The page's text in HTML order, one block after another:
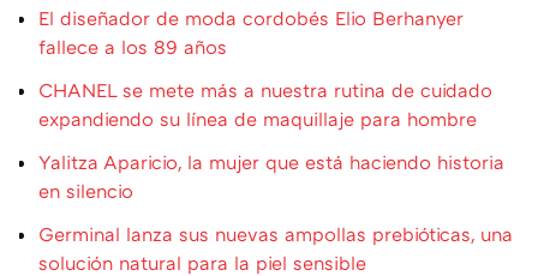
El diseñador de moda cordobés Elio Berhanyer
fallece a los 89 años
CHANEL se mete más a nuestra rutina de cuidado
expandiendo su línea de maquillaje para hombre
Yalitza Aparicio, la mujer que está haciendo historia
en silencio
Germinal lanza sus nuevas ampollas prebióticas, una
solución natural para la piel sensible